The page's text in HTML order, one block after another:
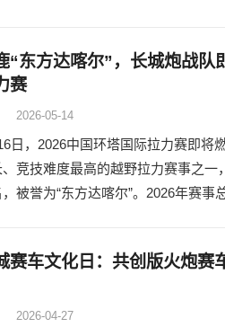
“东方达喀尔”，长城炮战队
赛
2026-05-14
日，2026中国环塔国际拉力赛即将
竞技难度最高的越野拉力赛事之
，被誉为“东方达喀尔”。2026年赛事
赛车文化日：共创版火炮赛
2026-04-27